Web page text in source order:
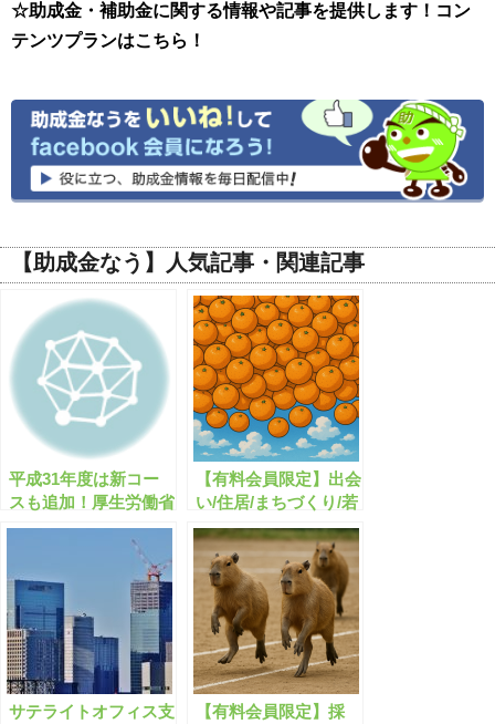
☆助成金・補助金に関する情報や記事を提供します！コン
テンツプランはこちら！
【助成金なう】人気記事・関連記事
平成31年度は新コー
スも追加！厚生労働省
の人材確保等支援助成
【有料会員限定】出会
い/住居/まちづくり/若
者支援に関する助成
金・補助金のまとめ
サテライトオフィス支 【有料会員限定】採